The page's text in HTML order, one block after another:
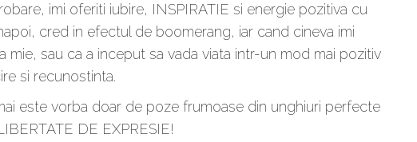
imi oferiti iubire, INSPIRATIE si energie pozitiva cu
cred in efectul de boomerang, iar cand cineva imi
mie, sau ca a inceput sa vada viata intr-un mod mai pozitiv
si recunostinta.
este vorba doar de poze frumoase din unghiuri perfecte
DE EXPRESIE!